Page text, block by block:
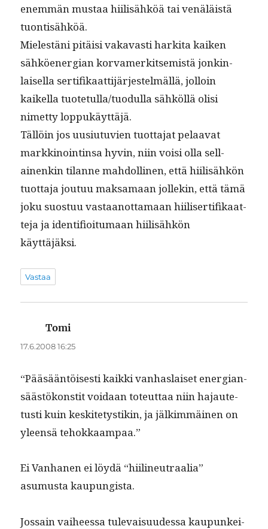
enem­män mus­taa hiil­isähköä tai venäläistä
tuontisähköä.
Mielestäni pitäisi vakavasti harki­ta kaiken
sähköen­er­gian kor­vamerk­it­semistä jonkin­
laisel­la ser­ti­fikaat­ti­jär­jestelmäl­lä, jol­loin
kaikel­la tuotetulla/tuodulla sähköl­lä olisi
nimet­ty loppukäyttäjä.
Täl­löin jos uusi­u­tu­vien tuot­ta­jat pelaa­vat
markki­nointin­sa hyvin, niin voisi olla sel­l­
ainenkin tilanne mah­dolli­nen, että hiil­isähkön
tuot­ta­ja joutuu mak­samaan jollekin, että tämä
joku suos­tuu vas­taan­ot­ta­maan hiilis­er­ti­fikaat­
te­ja ja iden­ti­fioi­tu­maan hiil­isähkön
käyttäjäksi.
Vastaa
Tomi
17.6.2008 16:25
“Pääsään­töis­es­ti kaik­ki van­haslaiset ener­gian­
säästökon­stit voidaan toteut­taa niin hajaute­
tusti kuin keskite­tys­tikin, ja jälkim­mäi­nen on
yleen­sä tehokkaampaa.”
Ei Van­hanen ei löy­dä “hiilineu­traalia”
asumus­ta kaupungista.
Jos­sain vai­heessa tule­vaisu­udessa kaupunkei­